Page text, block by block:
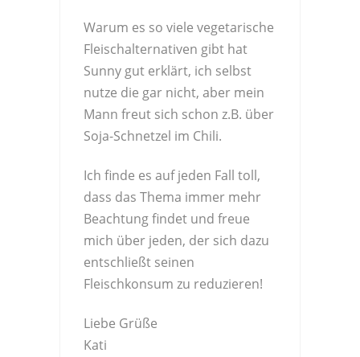
Warum es so viele vegetarische
Fleischalternativen gibt hat
Sunny gut erklärt, ich selbst
nutze die gar nicht, aber mein
Mann freut sich schon z.B. über
Soja-Schnetzel im Chili.
Ich finde es auf jeden Fall toll,
dass das Thema immer mehr
Beachtung findet und freue
mich über jeden, der sich dazu
entschließt seinen
Fleischkonsum zu reduzieren!
Liebe Grüße
Kati